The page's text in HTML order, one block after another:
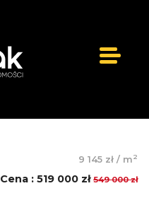
9 145 zł / m2
Cena : 519 000 zł 549 000 zł